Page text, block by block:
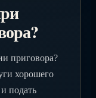
приговора?
хорошего
подать